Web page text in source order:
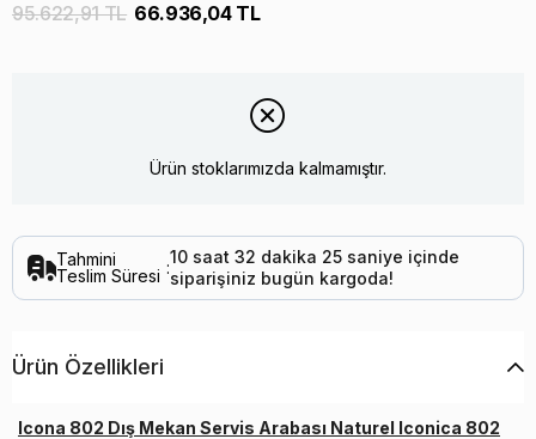
95.622,91 TL 66.936,04 TL
Ürün stoklarımızda kalmamıştır.
Tahmini
Teslim Süresi :
10 saat32 dakika 25 saniye içinde
siparişiniz bugün kargoda!
Ürün Özellikleri
Icona 802 Dış Mekan Servis Arabası Naturel Iconica 802